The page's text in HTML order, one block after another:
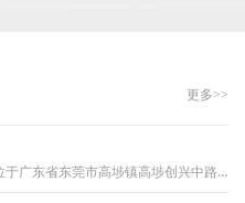
更多>>
东莞天华电子制造有限公司位于广东省东莞市高埗镇高埗创兴中路40号901室，从建厂至今26年中，我们凭借诚信的理念，稳抓产品质量，在发展中积累经验。现今，公司生产的变压器电感及线圈广泛用于通讯，家用电器，电脑及医疗领域，航...